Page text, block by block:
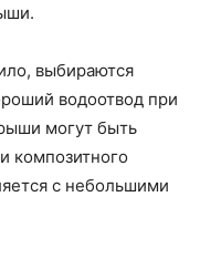
выбираются
водоотвод при
могут быть
композитного
с небольшими